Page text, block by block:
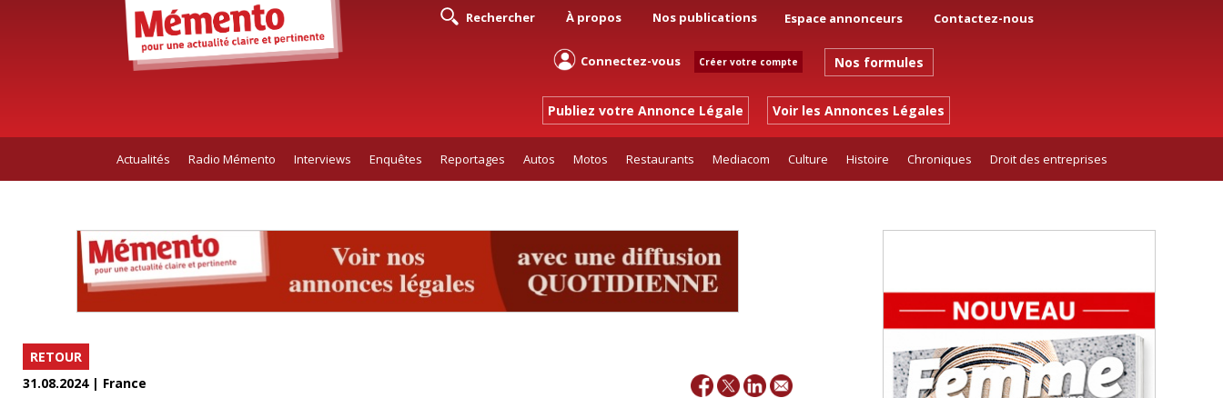
Rechercher À propos Nos publications Espace annonceurs Contactez-nous
Connectez-vous Créer votre compte Nos formules
Publiez votre Annonce Légale Voir les Annonces Légales
Actualités Radio Mémento Interviews Enquêtes Reportages Autos Motos Restaurants Mediacom Culture Histoire Chroniques Droit des entreprises
RETOUR
31.08.2024 | France